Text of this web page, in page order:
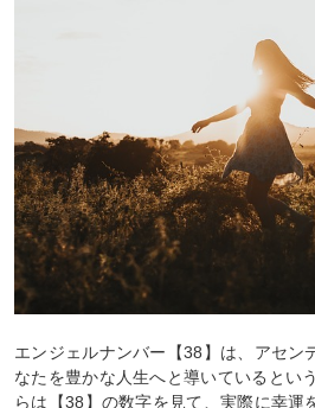
エンジェルナンバー【38】は、アセン
なたを豊かな人生へと導いているとい
らは【38】の数字を見て、実際に幸運